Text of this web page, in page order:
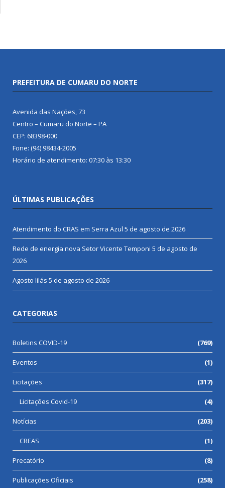
PREFEITURA DE CUMARU DO NORTE
Avenida das Nações, 73
Centro – Cumaru do Norte – PA
CEP: 68398-000
Fone: (94) 98434-2005
Horário de atendimento: 07:30 às 13:30
ÚLTIMAS PUBLICAÇÕES
Atendimento do CRAS em Serra Azul 5 de agosto de 2026
Rede de energia nova Setor Vicente Temponi 5 de agosto de
2026
Agosto lilás 5 de agosto de 2026
CATEGORIAS
Boletins COVID-19 (769)
Eventos (1)
Licitações (317)
Licitações Covid-19 (4)
Notícias (203)
CREAS (1)
Precatório (8)
Publicações Oficiais (258)